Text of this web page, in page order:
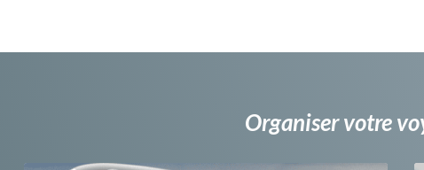
Organiser votre